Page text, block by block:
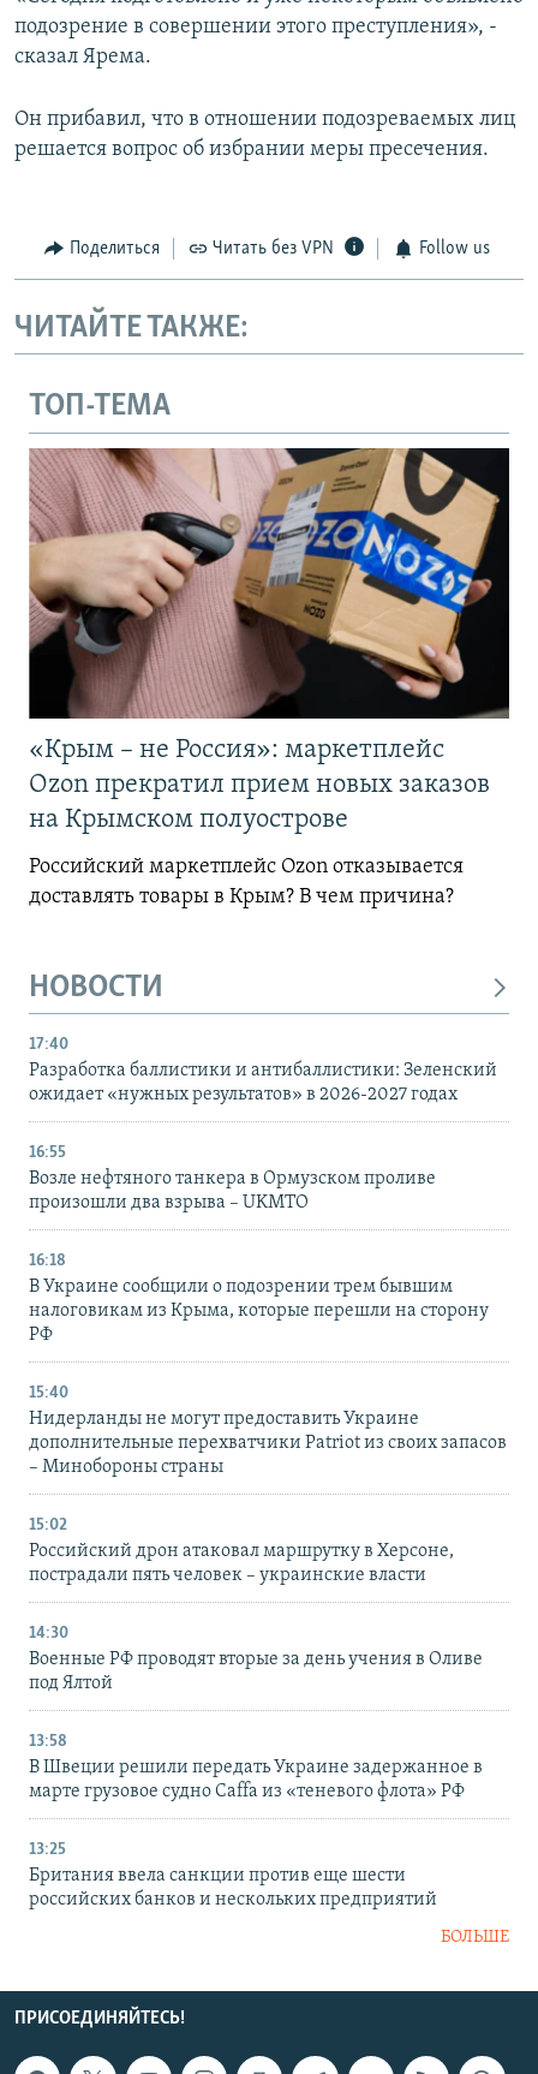
подозрение в совершении этого преступления», -
сказал Ярема.
Он прибавил, что в отношении подозреваемых лиц
решается вопрос об избрании меры пресечения.
Поделиться Читать без VPN Follow us
ЧИТАЙТЕ ТАКЖЕ:
ТОП-ТЕМА
«Крым – не Россия»: маркетплейс
Ozon прекратил прием новых заказов
на Крымском полуострове
Российский маркетплейс Ozon отказывается
доставлять товары в Крым? В чем причина?
НОВОСТИ
17:40
Разработка баллистики и антибаллистики: Зеленский
ожидает «нужных результатов» в 2026-2027 годах
16:55
Возле нефтяного танкера в Ормузском проливе
произошли два взрыва – UKMTO
16:18
В Украине сообщили о подозрении трем бывшим
налоговикам из Крыма, которые перешли на сторону
РФ
15:40
Нидерланды не могут предоставить Украине
дополнительные перехватчики Patriot из своих запасов
– Минобороны страны
15:02
Российский дрон атаковал маршрутку в Херсоне,
пострадали пять человек – украинские власти
14:30
Военные РФ проводят вторые за день учения в Оливе
под Ялтой
13:58
В Швеции решили передать Украине задержанное в
марте грузовое судно Caffa из «теневого флота» РФ
13:25
Британия ввела санкции против еще шести
российских банков и нескольких предприятий
БОЛЬШЕ
ПРИСОЕДИНЯЙТЕСЬ!